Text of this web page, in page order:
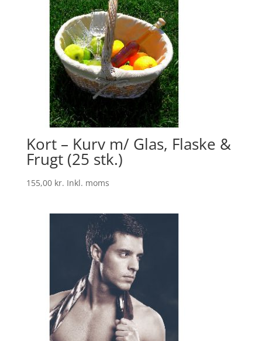
Kort – Kurv m/ Glas, Flaske &
Frugt (25 stk.)
155,00 kr. Inkl. moms